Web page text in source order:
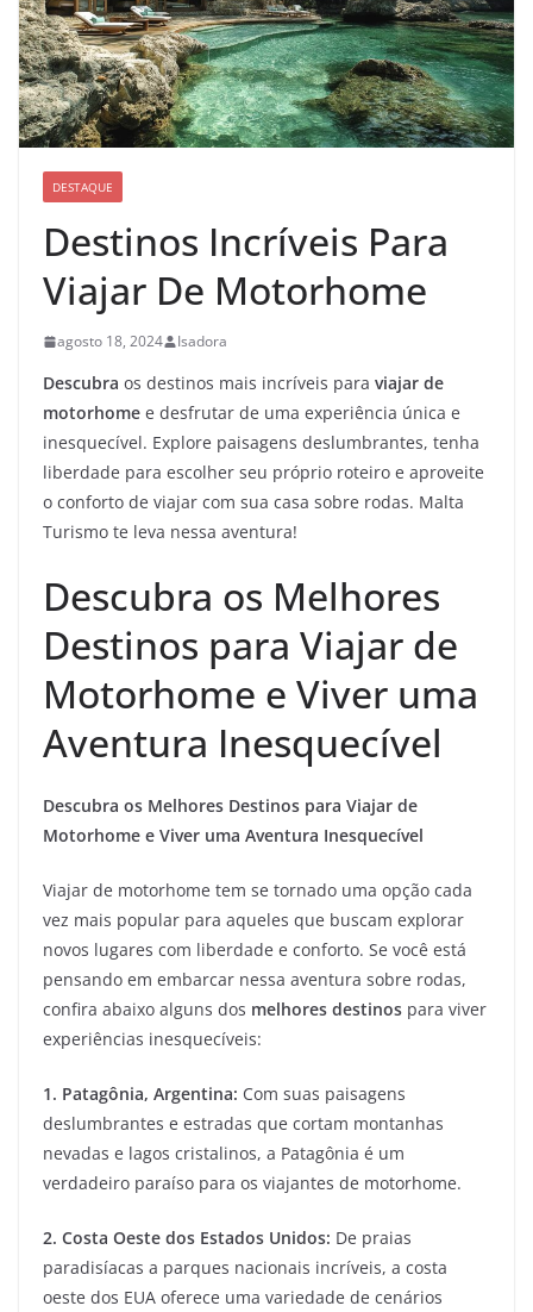
DESTAQUE
Destinos Incríveis Para
Viajar De Motorhome
agosto 18, 2024 Isadora
Descubra os destinos mais incríveis para viajar de
motorhome e desfrutar de uma experiência única e
inesquecível. Explore paisagens deslumbrantes, tenha
liberdade para escolher seu próprio roteiro e aproveite
o conforto de viajar com sua casa sobre rodas. Malta
Turismo te leva nessa aventura!
Descubra os Melhores
Destinos para Viajar de
Motorhome e Viver uma
Aventura Inesquecível
Descubra os Melhores Destinos para Viajar de
Motorhome e Viver uma Aventura Inesquecível
Viajar de motorhome tem se tornado uma opção cada
vez mais popular para aqueles que buscam explorar
novos lugares com liberdade e conforto. Se você está
pensando em embarcar nessa aventura sobre rodas,
confira abaixo alguns dos melhores destinos para viver
experiências inesquecíveis:
1. Patagônia, Argentina: Com suas paisagens
deslumbrantes e estradas que cortam montanhas
nevadas e lagos cristalinos, a Patagônia é um
verdadeiro paraíso para os viajantes de motorhome.
2. Costa Oeste dos Estados Unidos: De praias
paradisíacas a parques nacionais incríveis, a costa
oeste dos EUA oferece uma variedade de cenários